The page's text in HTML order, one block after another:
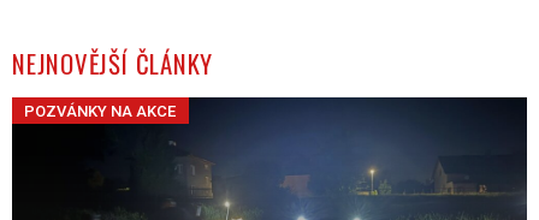
NEJNOVĚJŠÍ ČLÁNKY
POZVÁNKY NA AKCE